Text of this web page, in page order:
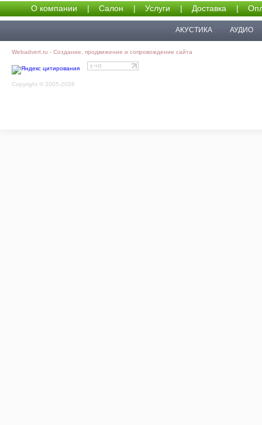
О компании | Салон | Услуги | Доставка |
АКУСТИКА АУДИО
Webadvert.ru - Создание, продвижение и сопровождение сайта
Copyright © 2005-2026